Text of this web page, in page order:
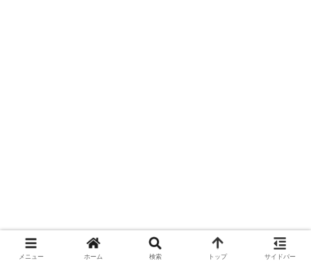
メニュー ホーム 検索 トップ サイドバー